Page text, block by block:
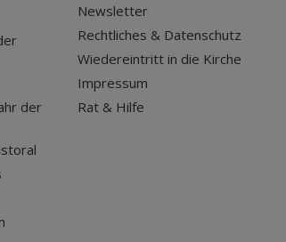
der
Newsletter
Rechtliches & Datenschutz
Wiedereintritt in die Kirche
Impressum
Rat & Hilfe